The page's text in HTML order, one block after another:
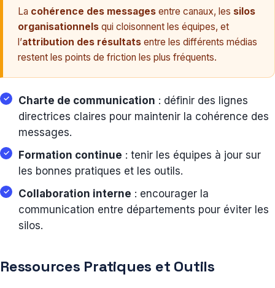
La cohérence des messages entre canaux, les silos
organisationnels qui cloisonnent les équipes, et
l’attribution des résultats entre les différents médias
restent les points de friction les plus fréquents.
Charte de communication : définir des lignes
directrices claires pour maintenir la cohérence des
messages.
Formation continue : tenir les équipes à jour sur
les bonnes pratiques et les outils.
Collaboration interne : encourager la
communication entre départements pour éviter les
silos.
Ressources Pratiques et Outils